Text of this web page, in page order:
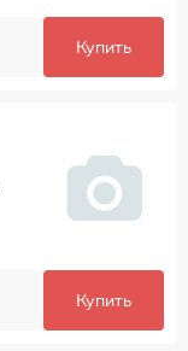
Купить
Купить